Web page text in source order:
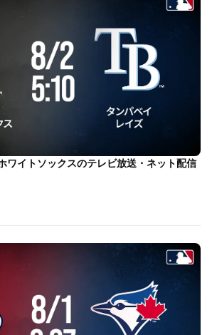
ワイトソックスのテレビ放送・ネット配信